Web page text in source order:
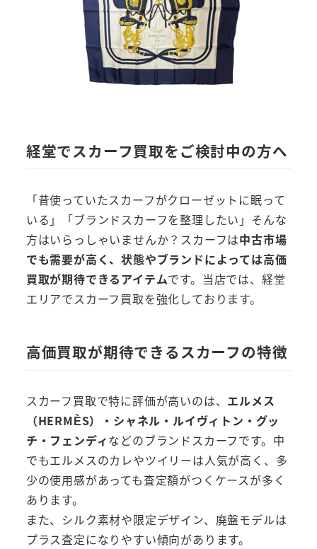
経堂でスカーフ買取をご検討中の方へ
「昔使っていたスカーフがクローゼットに眠って
いる」「ブランドスカーフを整理したい」そんな
方はいらっしゃいませんか？スカーフは中古市場
でも需要が高く、状態やブランドによっては高価
買取が期待できるアイテムです。当店では、経堂
エリアでスカーフ買取を強化しております。
高価買取が期待できるスカーフの特徴
スカーフ買取で特に評価が高いのは、 エルメス
（HERMÈS）・シャネル・ルイヴィトン・グッ
チ・フェンディなどのブランドスカーフです。中
でもエルメスのカレやツイリーは人気が高く、多
少の使用感があっても査定額がつくケースが多く
あります。
また、シルク素材や限定デザイン、廃盤モデルは
プラス査定になりやすい傾向があります。